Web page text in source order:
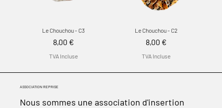
Le Chouchou - C3
Prix
8,00 €
TVA Incluse
Le Chouchou - C2
Prix
8,00 €
TVA Incluse
ASSOCIATION REPRISE
Nous sommes une association d'insertion